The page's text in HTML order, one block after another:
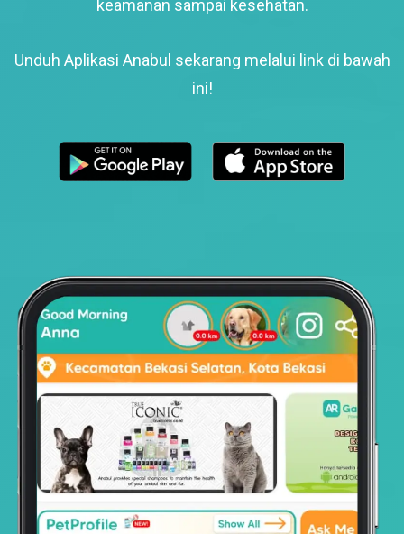
keamanan sampai kesehatan.
Unduh Aplikasi Anabul sekarang melalui link di bawah
ini!